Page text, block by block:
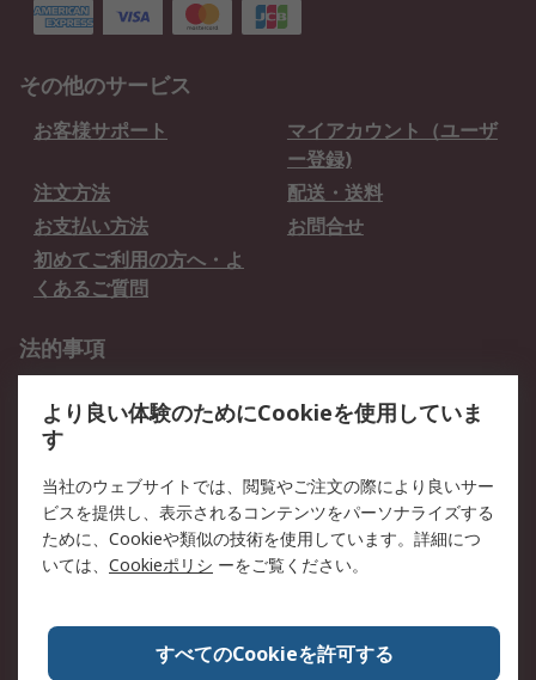
その他のサービス
お客様サポート
マイアカウント（ユーザ
ー登録)
注文方法
配送・送料
お支払い方法
お問合せ
初めてご利用の方へ・よ
くあるご質問
法的事項
クッキーポリシー
RSについて
会社概要
採用情報
プレスリリース＆お知ら
コーポレートサイト
全世界のRS
RSの歴史
ESGへの取り組み（英語）
認証について
より良い体験のためにCookieを使用していま
す
当社のウェブサイトでは、閲覧やご注文の際により良いサー
ビスを提供し、表示されるコンテンツをパーソナライズする
ために、Cookieや類似の技術を使用しています。詳細につ
いては、 Cookieポリシ ーをご覧ください。
すべてのCookieを許可する